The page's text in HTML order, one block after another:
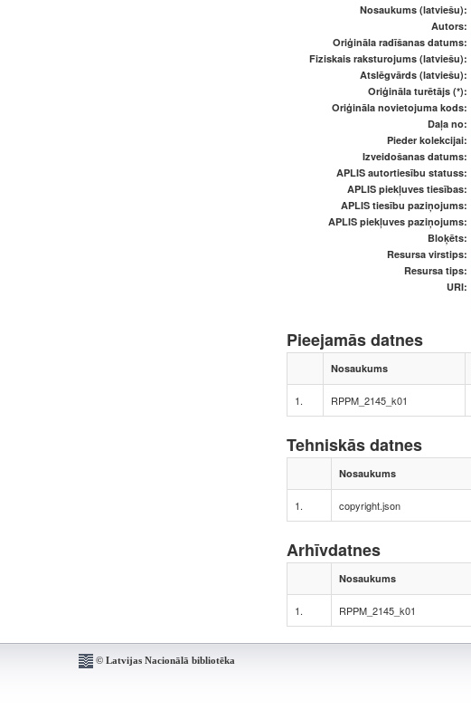
Nosaukums (latviešu):
Autors:
Oriģināla radīšanas datums:
Fiziskais raksturojums (latviešu):
Atslēgvārds (latviešu):
Oriģināla turētājs (*):
Oriģināla novietojuma kods:
Daļa no:
Pieder kolekcijai:
Izveidošanas datums:
APLIS autortiesību statuss:
APLIS piekļuves tiesības:
APLIS tiesību paziņojums:
APLIS piekļuves paziņojums:
Bloķēts:
Resursa virstips:
Resursa tips:
URI:
Pieejamās datnes
Nosaukums
1. RPPM_2145_k01
Tehniskās datnes
Nosaukums
1. copyright.json
Arhīvdatnes
Nosaukums
1. RPPM_2145_k01
© Latvijas Nacionālā bibliotēka